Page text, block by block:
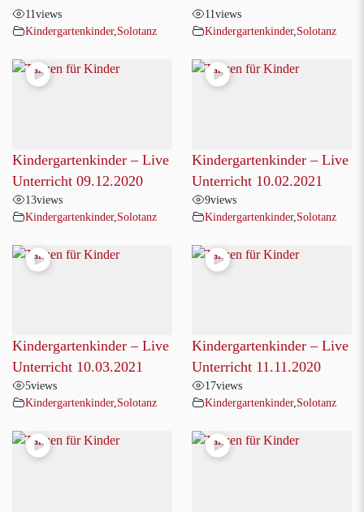
11views
Kindergartenkinder, Solotanz
11views
Kindergartenkinder, Solotanz
Kindergartenkinder – Live
Unterricht 09.12.2020
13views
Kindergartenkinder, Solotanz
Kindergartenkinder – Live
Unterricht 10.02.2021
9views
Kindergartenkinder, Solotanz
Kindergartenkinder – Live
Unterricht 10.03.2021
5views
Kindergartenkinder, Solotanz
Kindergartenkinder – Live
Unterricht 11.11.2020
17views
Kindergartenkinder, Solotanz